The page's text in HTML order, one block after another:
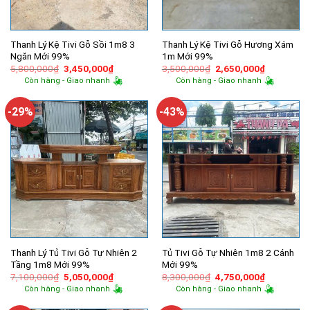
Thanh Lý Kệ Tivi Gỗ Sồi 1m8 3
Ngăn Mới 99%
5,800,000₫ Giá
gốc
là:
3,450,000₫Giá
hiện
tại
3,450,000₫.
Còn hàng - Giao nhanh
Thanh Lý Kệ Tivi Gỗ Hương Xám
1m Mới 99%
3,500,000₫ Giá
gốc
là:
2,650,000₫Giá
hiện
tại
Còn hàng - Giao nhanh
-29%
Thanh Lý Tủ Tivi Gỗ Tự Nhiên 2
Tầng 1m8 Mới 99%
7,100,000₫ Giá
gốc
là:
5,050,000₫Giá
hiện
tại
Còn hàng - Giao nhanh
-43%
Tủ Tivi Gỗ Tự Nhiên 1m8 2 Cánh
Mới 99%
8,300,000₫ Giá
gốc
là:
4,750,000₫Giá
hiện
tại
Còn hàng - Giao nhanh